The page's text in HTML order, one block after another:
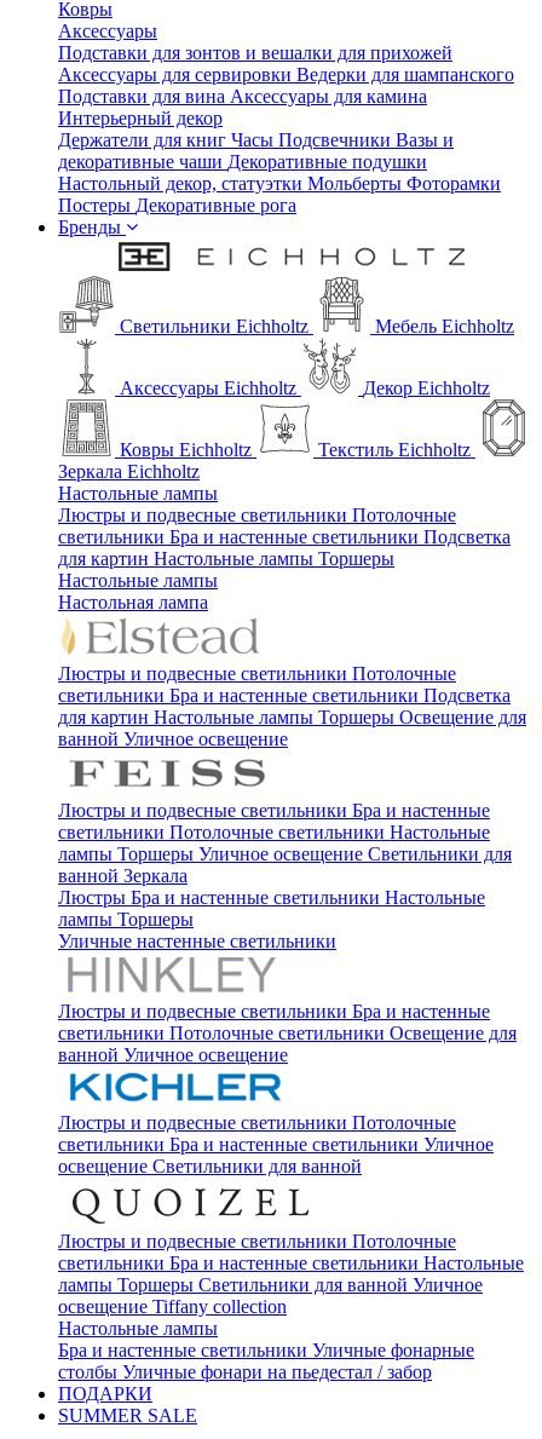
Ковры
Аксессуары
Подставки для зонтов и вешалки для прихожей
Аксессуары для сервировки Ведерки для шампанского
Подставки для вина Аксессуары для камина
Интерьерный декор
Держатели для книг Часы Подсвечники Вазы и
декоративные чаши Декоративные подушки
Настольный декор, статуэтки Мольберты Фоторамки
Постеры Декоративные рога
Бренды
Светильники Eichholtz Мебель Eichholtz
Аксессуары Eichholtz Декор Eichholtz
Ковры Eichholtz
Текстиль Eichholtz
Зеркала Eichholtz
Настольные лампы
Люстры и подвесные светильники Потолочные
светильники Бра и настенные светильники Подсветка
для картин Настольные лампы Торшеры
Настольные лампы
Настольная лампа
Люстры и подвесные светильники Потолочные
светильники Бра и настенные светильники Подсветка
для картин Настольные лампы Торшеры Освещение для
ванной Уличное освещение
Люстры и подвесные светильники Бра и настенные
светильники Потолочные светильники Настольные
лампы Торшеры Уличное освещение Светильники для
ванной Зеркала
Люстры Бра и настенные светильники Настольные
лампы Торшеры
Уличные настенные светильники
Люстры и подвесные светильники Бра и настенные
светильники Потолочные светильники Освещение для
ванной Уличное освещение
Люстры и подвесные светильники Потолочные
светильники Бра и настенные светильники Уличное
освещение Светильники для ванной
Люстры и подвесные светильники Потолочные
светильники Бра и настенные светильники Настольные
лампы Торшеры Светильники для ванной Уличное
освещение Tiffany collection
Настольные лампы
Бра и настенные светильники Уличные фонарные
столбы Уличные фонари на пьедестал / забор
ПОДАРКИ
SUMMER SALE